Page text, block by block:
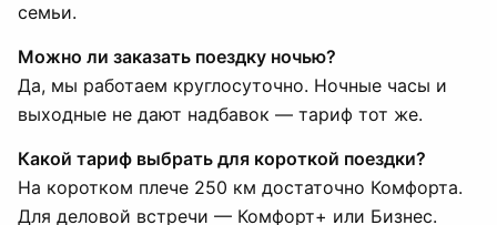
семьи.
Можно ли заказать поездку ночью?
Да, мы работаем круглосуточно. Ночные часы и
выходные не дают надбавок — тариф тот же.
Какой тариф выбрать для короткой поездки?
На коротком плече 250 км достаточно Комфорта.
Для деловой встречи — Комфорт+ или Бизнес.